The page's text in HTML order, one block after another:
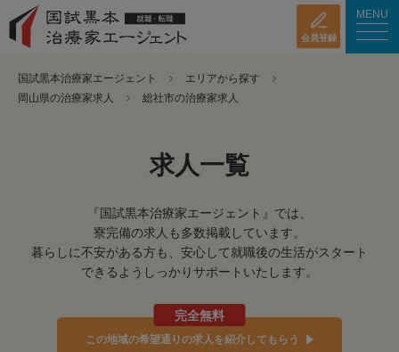
会員登録
MENU
国試黒本治療家エージェント
エリアから探す
岡山県の治療家求人
総社市の治療家求人
求人一覧
『国試黒本治療家エージェント』では、
寮完備の求人も多数掲載しています。
暮らしに不安がある方も、安心して就職後の生活がスタート
できるようしっかりサポートいたします。
完全無料
この地域の希望通りの求人を紹介してもらう